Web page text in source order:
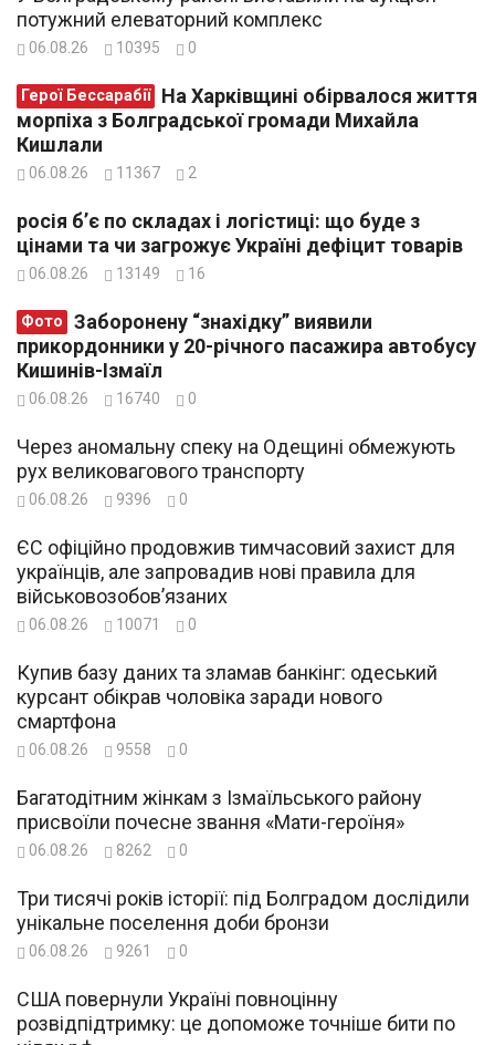
потужний елеваторний комплекс
06.08.26 10395 0
Герої Бессарабії
морпіха з Болградської громади Михайла
Кишлали
06.08.26 11367 2
росія б’є по складах і логістиці: що буде з
цінами та чи загрожує Україні дефіцит товарів
06.08.26 13149 16
Фото
прикордонники у 20-річного пасажира автобусу
Кишинів-Ізмаїл
06.08.26 16740 0
Через аномальну спеку на Одещині обмежують
рух великовагового транспорту
06.08.26 9396 0
ЄС офіційно продовжив тимчасовий захист для
українців, але запровадив нові правила для
військовозобов’язаних
06.08.26 10071 0
Купив базу даних та зламав банкінг: одеський
курсант обікрав чоловіка заради нового
смартфона
06.08.26 9558 0
Багатодітним жінкам з Ізмаїльського району
присвоїли почесне звання «Мати-героїня»
06.08.26 8262 0
Три тисячі років історії: під Болградом дослідили
унікальне поселення доби бронзи
06.08.26 9261 0
США повернули Україні повноцінну
розвідпідтримку: це допоможе точніше бити по